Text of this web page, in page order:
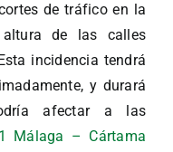
de tráfico en la
de las calles
incidencia tendrá
y durará
afectar a las
Málaga – Cártama